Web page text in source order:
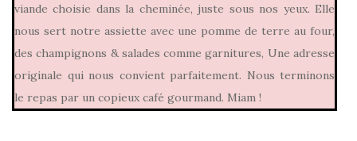
viande choisie dans la cheminée, juste sous nos yeux. Elle
nous sert notre assiette avec une pomme de terre au four,
des champignons & salades comme garnitures, Une adresse
originale qui nous convient parfaitement. Nous terminons
le repas par un copieux café gourmand. Miam !